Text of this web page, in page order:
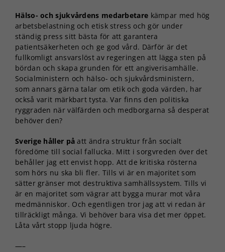
Hälso- och sjukvårdens medarbetare kämpar med hög
arbetsbelastning och etisk stress och gör under
ständig press sitt bästa för att garantera
patientsäkerheten och ge god vård. Därför är det
fullkomligt ansvarslöst av regeringen att lägga sten på
bördan och skapa grunden för ett angiverisamhälle.
Socialministern och hälso- och sjukvårdsministern,
som annars gärna talar om etik och goda värden, har
också varit märkbart tysta. Var finns den politiska
ryggraden när välfärden och medborgarna så desperat
behöver den?
Sverige håller på att ändra struktur från socialt
föredöme till social fallucka. Mitt i sorgvreden över det
behåller jag ett envist hopp. Att de kritiska rösterna
som hörs nu ska bli fler. Tills vi är en majoritet som
sätter gränser mot destruktiva samhällssystem. Tills vi
är en majoritet som vägrar att bygga murar mot våra
medmänniskor. Och egentligen tror jag att vi redan är
tillräckligt många. Vi behöver bara visa det mer öppet.
Låta vårt stopp ljuda högre.
—–